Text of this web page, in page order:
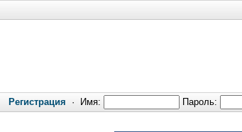
Регистрация · Имя: Пароль: